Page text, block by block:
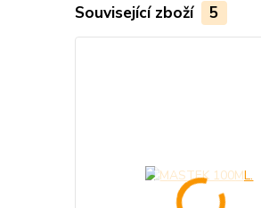
Související zboží 5